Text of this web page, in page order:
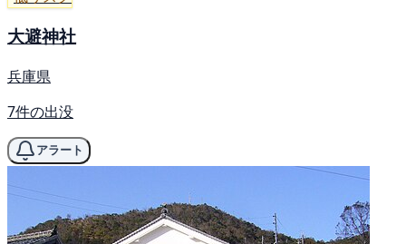
大避神社
兵庫県
7件の出没
アラート